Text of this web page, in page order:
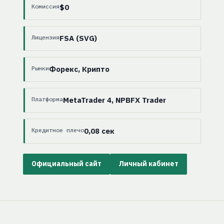
Комиссия$0
ЛицензияFSA (SVG)
РынкиФорекс, Крипто
ПлатформаMetaTrader 4, NPBFX Trader
Кредитное плечо0,08 сек
Официальный сайт Личный кабинет